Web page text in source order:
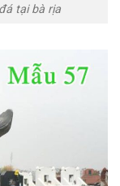
tại bà rịa